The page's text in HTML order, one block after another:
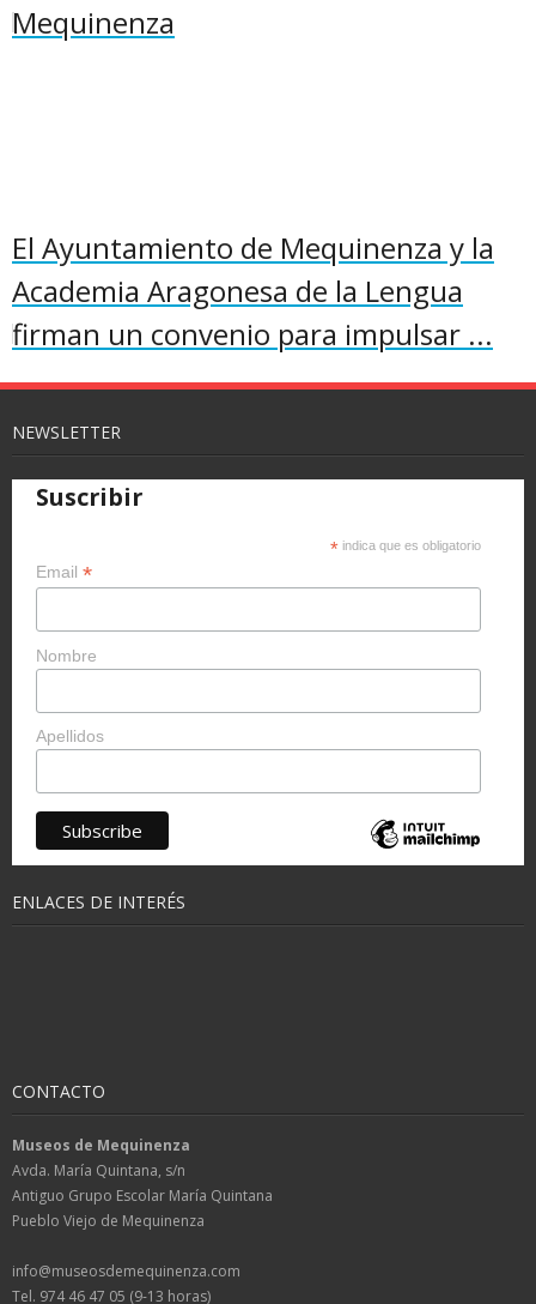
Mequinenza
El Ayuntamiento de Mequinenza y la
Academia Aragonesa de la Lengua
firman un convenio para impulsar ...
NEWSLETTER
Suscribir
* indica que es obligatorio
Email *
Nombre
Apellidos
ENLACES DE INTERÉS
CONTACTO
Museos de Mequinenza
Avda. María Quintana, s/n
Antiguo Grupo Escolar María Quintana
Pueblo Viejo de Mequinenza
info@museosdemequinenza.com
Tel. 974 46 47 05 (9-13 horas)